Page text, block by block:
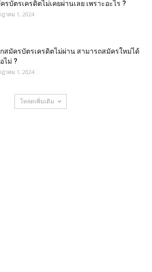
รบัตรเครดิตไม่เคยผ่านเลย เพราะอะไร ?
ฎาคม 1, 2024
สมัครบัตรเครดิตไม่ผ่าน สามารถสมัครใหม่ได้
ไม่ ?
ฎาคม 1, 2024
โหลดเพิ่มเติม